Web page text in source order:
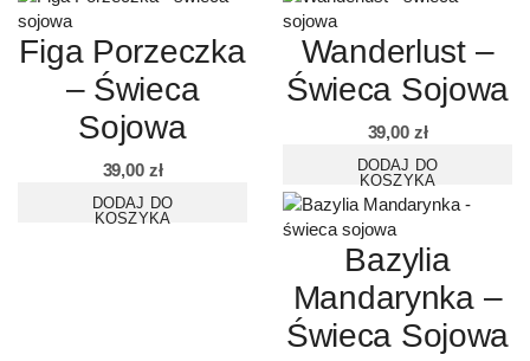
Figa Porzeczka
– Świeca
Sojowa
39,00 zł
DODAJ DO
KOSZYKA
Wanderlust –
Świeca Sojowa
39,00 zł
DODAJ DO
KOSZYKA
Bazylia
Mandarynka –
Świeca Sojowa